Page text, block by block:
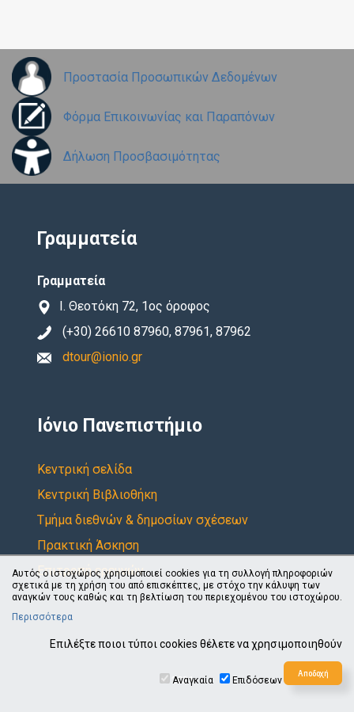
Προστασία Προσωπικών Δεδομένων
Φόρμα Επικοινωνίας και Παραπόνων
Δήλωση Προσβασιμότητας
Γραμματεία
Γραμματεία
Ι. Θεοτόκη 72, 1ος όροφος
(+30) 26610 87960, 87961, 87962
dtour@ionio.gr
Ιόνιο Πανεπιστήμιο
Κεντρική σελίδα
Κεντρική Βιβλιοθήκη
Τμήμα διεθνών & δημοσίων σχέσεων
Πρακτική Άσκηση
Επιτροπή ερευνών
© 2021
Αυτός ο ιστοχώρος χρησιμοποιεί cookies για τη συλλογή πληροφοριών
σχετικά με τη χρήση του από επισκέπτες, με στόχο την κάλυψη των
αναγκών τους καθώς και τη βελτίωση του περιεχομένου του ιστοχώρου.
Περισσότερα
Επιλέξτε ποιοι τύποι cookies θέλετε να χρησιμοποιηθούν
Αναγκαία Επιδόσεων